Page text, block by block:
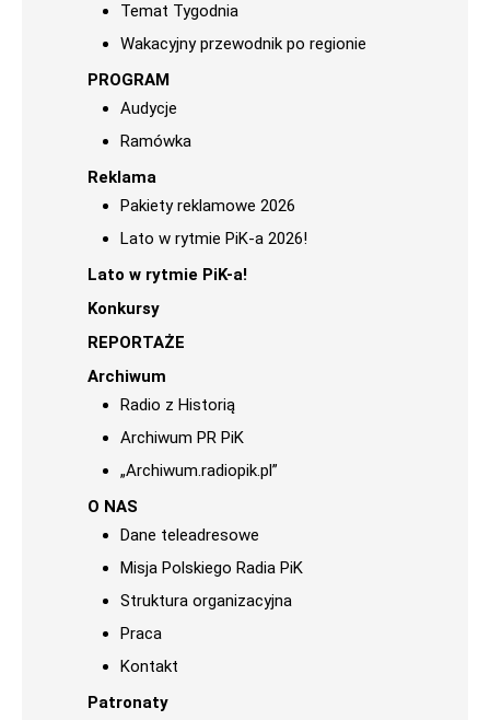
Temat Tygodnia
Wakacyjny przewodnik po regionie
PROGRAM
Audycje
Ramówka
Reklama
Pakiety reklamowe 2026
Lato w rytmie PiK-a 2026!
Lato w rytmie PiK-a!
Konkursy
REPORTAŻE
Archiwum
Radio z Historią
Archiwum PR PiK
„Archiwum.radiopik.pl”
O NAS
Dane teleadresowe
Misja Polskiego Radia PiK
Struktura organizacyjna
Praca
Kontakt
Patronaty